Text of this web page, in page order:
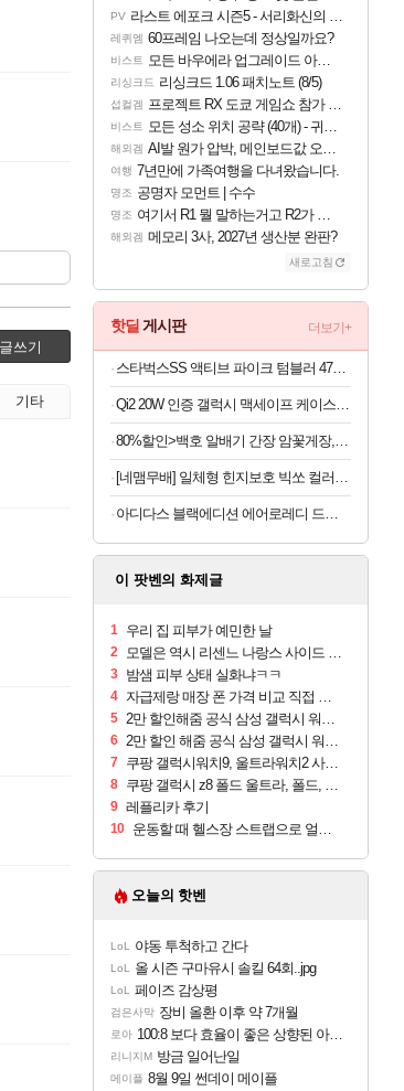
글쓰기
기타
PV 라스트 에포크 시즌5 - 서리화신의 분노 티저
레퀴엠 60프레임 나오는데 정상일까요?
비스트 모든 바우에라 업그레이드 아이템 획득 위치 공략 (89개)
리싱크드 리싱크드 1.06 패치노트 (8/5)
섭컬겜 프로젝트 RX 도쿄 게임쇼 참가 결정
비스트 모든 성소 위치 공략 (40개) - 귀환한 영혼 도전과제
해외겜 AI발 원가 압박, 메인보드값 오르나
여행 7년만에 가족여행을 다녀왔습니다.
명조 공명자 모먼트 | 수수
명조 여기서 R1 뭘 말하는거고 R2가 뭘말하는걸까요?
해외겜 메모리 3사, 2027년 생산분 완판?
새로고침
핫딜 게시판 더보기+
스타벅스SS 액티브 파이크 텀블러 473ml
Qi2 20W 인증 갤럭시 맥세이프 케이스 c11 에디션 갤럭시Z 폴드8 울트라, TPU+PC, 피어리스
80%할인>백호 알배기 간장 암꽃게장, 2kg, 3통
[네맴무배] 일체형 힌지보호 빅쏘 컬러 범퍼 2배자력 맥세이프 케이스 블랙, 갤럭시Z 폴드8
아디다스 블랙에디션 에어로레디 드로즈 5PACK
이 팟벤의 화제글
1 우리 집 피부가 예민한 날
2 모델은 역시 리센느 나랑스 사이드 1.25L 1박스
3 밤샘 피부 상태 실화냐ㅋㅋ
4 자급제랑 매장 폰 가격 비교 직접 안가도 되네요
5 2만 할인해줌 공식 삼성 갤럭시 워치9 크림, 40mm, 블루투스
6 2만 할인 해줌 공식 삼성 갤럭시 워치9 실버, 44mm, 블루투스
7 쿠팡 갤럭시워치9, 울트라워치2 사전구매 혜택 받아보세요
8 쿠팡 갤럭시 z8 폴드 울트라, 폴드, 플립 사전예약
9 레플리카 후기
10 운동할 때 헬스장 스트랩으로 얼굴 만졌다가 볼 뒤집어짐
오늘의 핫벤
LoL 야동 투척하고 간다
LoL 올 시즌 구마유시 솔킬 64회..jpg
LoL 페이즈 감상평
검은사막 장비 올환 이후 약 7개월
로아 100:8 보다 효율이 좋은 상향된 아제나 ㄷㄷ
리니지M 방금 일어난일
메이플 8월 9일 썬데이 메이플